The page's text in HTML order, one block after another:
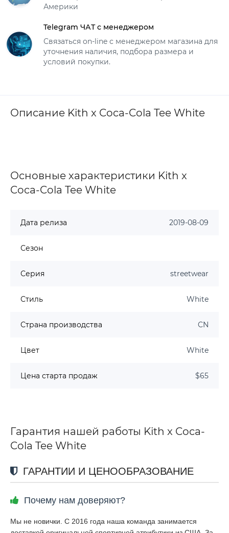
Америки
Telegram ЧАТ с менеджером
Связаться on-line с менеджером магазина для
уточнения наличия, подбора размера и
условий покупки.
Описание Kith x Coca-Cola Tee White
Основные характеристики Kith x
Coca-Cola Tee White
Дата релиза 2019-08-09
Сезон
Серия streetwear
Стиль White
Страна производства CN
Цвет White
Цена старта продаж $65
Гарантия нашей работы Kith x Coca-
Cola Tee White
ГАРАНТИИ И ЦЕНООБРАЗОВАНИЕ
Почему нам доверяют?
Мы не новички. С 2016 года наша команда занимается